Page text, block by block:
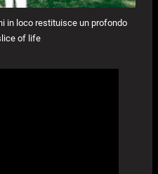
in loco restituisce un profondo
of life